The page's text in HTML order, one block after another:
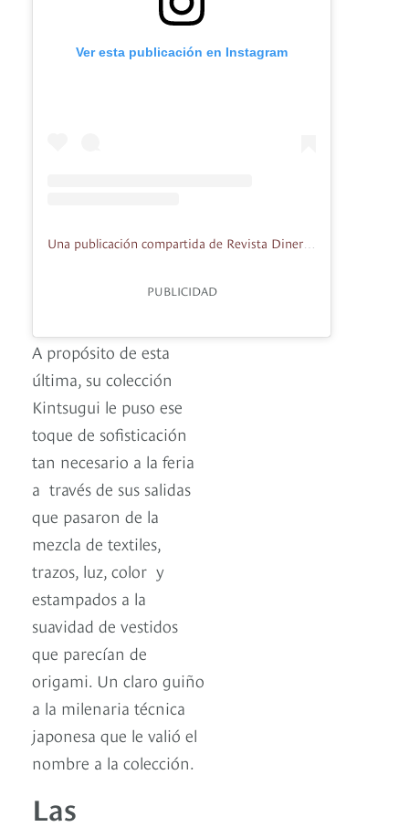
Ver esta publicación en Instagram
PUBLICIDAD
A propósito de esta
última, su colección
Kintsugui le puso ese
toque de sofisticación
tan necesario a la feria
a través de sus salidas
que pasaron de la
mezcla de textiles,
trazos, luz, color y
estampados a la
suavidad de vestidos
que parecían de
origami. Un claro guiño
a la milenaria técnica
japonesa que le valió el
nombre a la colección.
Las